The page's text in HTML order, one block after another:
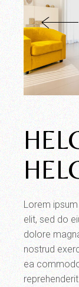
Lorem
elit, sed do
dolore
nostrud
ea